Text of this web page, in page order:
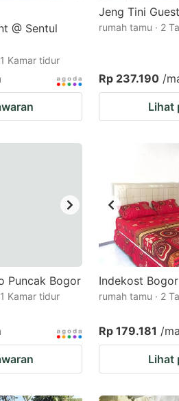
@ Sentul
Kamar tidur
Jeng Tini
rumah tamu · 2
Rp 237.190 /
Lihat
Puncak Bogor
Kamar tidur
Indekost Bogor
rumah tamu · 2
Rp 179.181 /
Lihat